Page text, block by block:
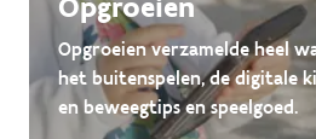
Opgroeien verzamelde heel
het buitenspelen, de digitale
en beweegtips en speelgoed.